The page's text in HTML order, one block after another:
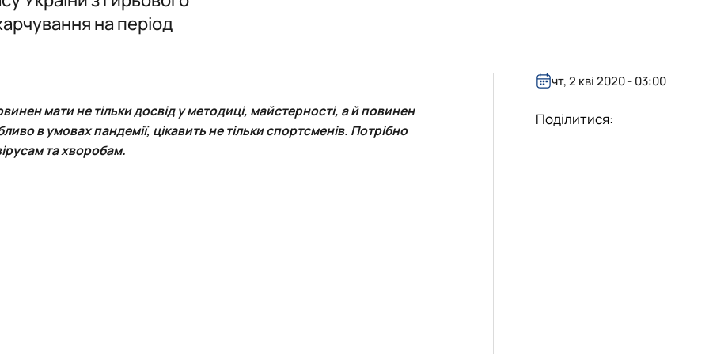
виховання"
і спорт" (ОС"Магістр"…
фізичної культури і спо…
на період
мати не тільки досвід у методиці, майстерності, а й повинен
в умовах пандемії, цікавить не тільки спортсменів. Потрібно
та хворобам.
чт, 2 кві 2020 - 03:00
Поділитися: